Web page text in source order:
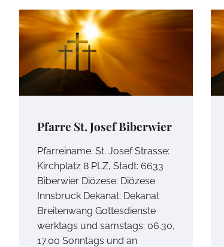
Pfarre St. Josef Biberwier
Pfarreiname: St. Josef Strasse:
Kirchplatz 8 PLZ, Stadt: 6633
Biberwier Diözese: Diözese
Innsbruck Dekanat: Dekanat
Breitenwang Gottesdienste
werktags und samstags: 06.30,
17.00 Sonntags und an